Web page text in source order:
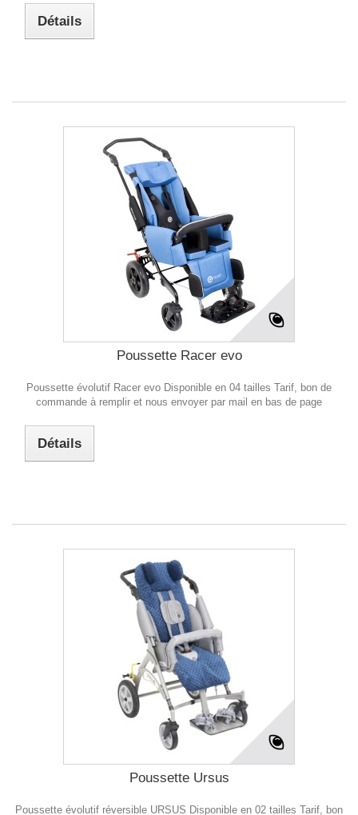
Détails
Poussette Racer evo
Poussette évolutif Racer evo Disponible en 04 tailles Tarif, bon de
commande à remplir et nous envoyer par mail en bas de page
Détails
Poussette Ursus
Poussette évolutif réversible URSUS Disponible en 02 tailles Tarif, bon